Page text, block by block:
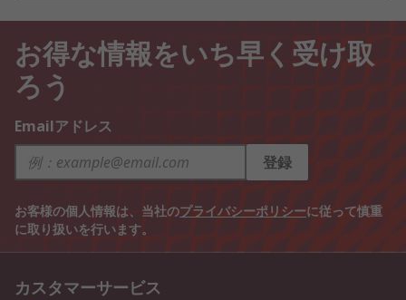
お得な情報をいち早く受け取
ろう
Emailアドレス
登録
お客様の個人情報は、当社のプライバシーポリシーに従って慎重
に取り扱いを行います。
カスタマーサービス